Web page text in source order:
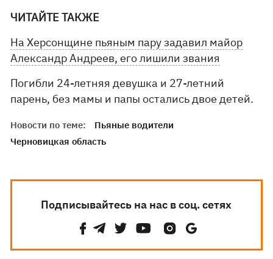
ЧИТАЙТЕ ТАКЖЕ
На Херсонщине пьяным пару задавил майор
Александр Андреев, его лишили звания
Погибли 24-летняя девушка и 27-летний
парень, без мамы и папы остались двое детей.
Новости по теме:
Пьяные водители
Черновицкая область
Подписывайтесь на нас в соц. сетях